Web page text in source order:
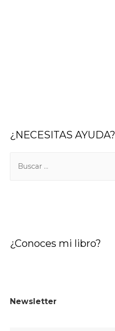
¿NECESITAS AYUDA?
¿Conoces mi libro?
Newsletter